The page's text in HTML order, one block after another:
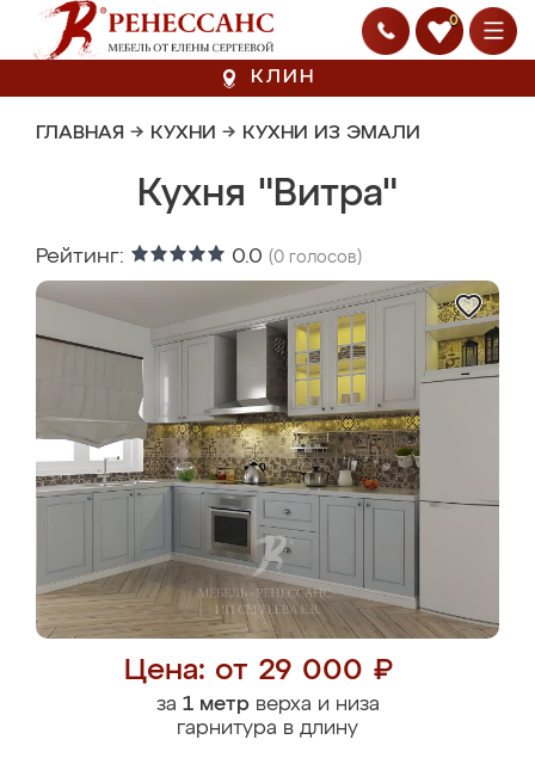
0
КЛИН
ГЛАВНАЯ → КУХНИ → КУХНИ ИЗ ЭМАЛИ
Кухня "Витра"
Рейтинг: 0.0 (0 голосов)
Цена: от 29 000 ₽
за 1 метрверха и низа
гарнитура в длину